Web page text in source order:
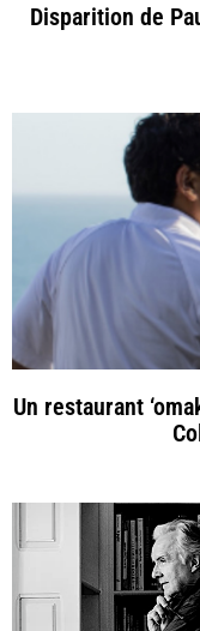
Disparition de
Un restaurant